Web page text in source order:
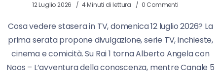
12 Luglio 2026 4 Minuti di lettura 0 Commenti
Cosa vedere stasera in TV, domenica 12 luglio 2026? La
prima serata propone divulgazione, serie TV, inchieste,
cinema e comicità. Su Rai 1 torna Alberto Angela con
Noos – L’avventura della conoscenza, mentre Canale 5